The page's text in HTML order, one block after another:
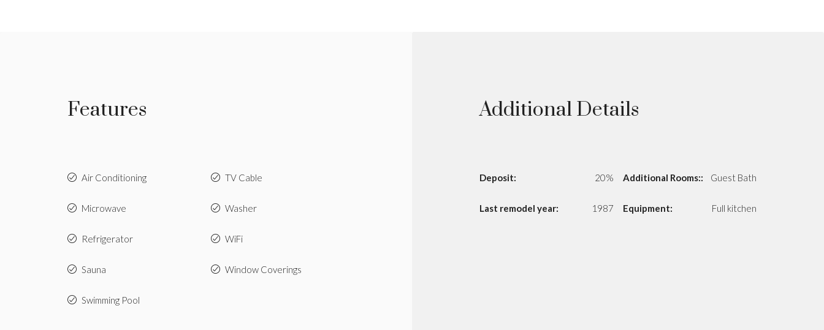
Features
Air Conditioning
Microwave
Refrigerator
Sauna
Swimming Pool
TV Cable
Washer
WiFi
Window Coverings
Additional Details
Deposit: 20%
Last remodel year: 1987
Additional Rooms:: Guest Bath
Equipment: Full kitchen